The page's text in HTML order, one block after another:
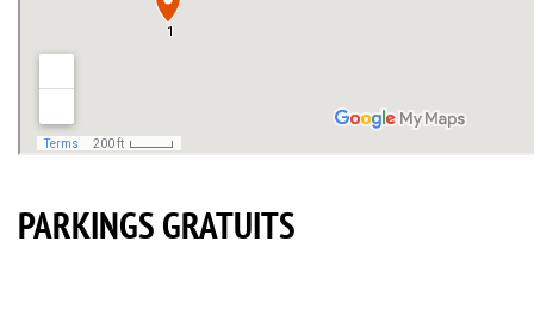
PARKINGS GRATUITS